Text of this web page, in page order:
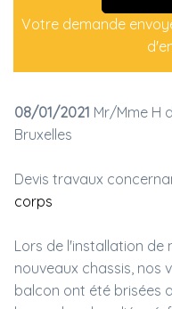
Votre demande
08/01/2021 Mr/Mme H
Bruxelles
Devis travaux
corps
Lors de l'installation de
nouveaux chassis, nos
balcon ont été brisées